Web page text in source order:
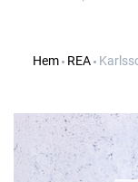
Hem REA